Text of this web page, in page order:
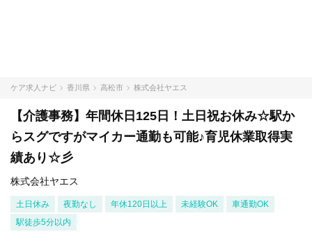
ケア求人ナビ 香川県 高松市 株式会社ヤエス
【介護事務】年間休日125日！土日祝お休み☆駅か
らスグですがマイカー通勤も可能♪育児休業取得実
績あり☆彡
株式会社ヤエス
土日休み 夜勤なし 年休120日以上 未経験OK
車通勤OK
駅徒歩5分以内